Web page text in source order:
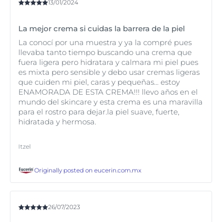
13/01/2024
La mejor crema si cuidas la barrera de la piel
La conocí por una muestra y ya la compré pues
llevaba tanto tiempo buscando una crema que
fuera ligera pero hidratara y calmara mi piel pues
es mixta pero sensible y debo usar cremas ligeras
que cuiden mi piel, caras y pequeñas... estoy
ENAMORADA DE ESTA CREMA!!! llevo años en el
mundo del skincare y esta crema es una maravilla
para el rostro para dejar.la piel suave, fuerte,
hidratada y hermosa.
Itzel
Originally posted on eucerin.com.mx
26/07/2023